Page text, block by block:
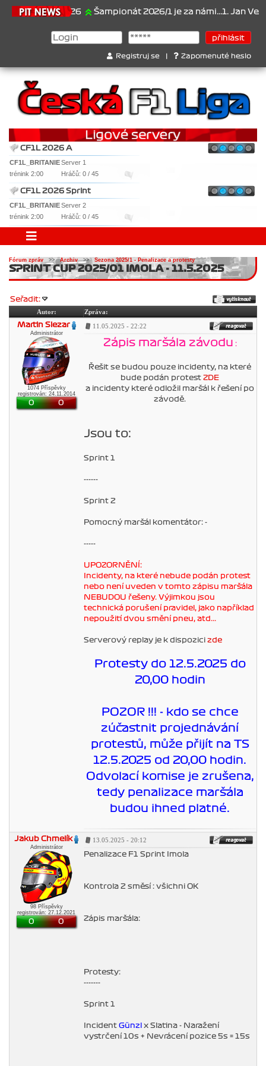
21.6.2026 Šampionát 2026/1 je za námi...1. Jan Veselý
Registruj se Zapomenuté heslo
CF1L 2026 A
CF1L_BRITANIEServer 1
trénink 2:00
Hráčů: 0 / 45
CF1L 2026 Sprint
CF1L_BRITANIEServer 2
trénink 2:00
Hráčů: 0 / 45
Fórum zpráv >>Archiv>> Sezona 2025/1 - Penalizace a protesty
SPRINT CUP 2025/01 IMOLA - 11.5.2025
Seřadit:
Autor:
Zpráva:
Martin Slezar
Administrátor
1074 Příspěvky
registrován: 24.11.2014
0 0
11.05.2025 - 22:22
Zápis maršála závodu :
Řešit se budou pouze incidenty, na které
bude podán protest ZDE
a incidenty které odložil maršál k řešení po
závodě.
Jsou to:
Sprint 1
------
Sprint 2
Pomocný maršál komentátor: -
-----
UPOZORNĚNÍ:
Incidenty, na které nebude podán protest
nebo není uveden v tomto zápisu maršála
NEBUDOU řešeny. Výjimkou jsou
technická porušení pravidel, jako například
nepoužití dvou smění pneu, atd...
Serverový replay je k dispozici zde
Protesty do 12.5.2025 do
20,00 hodin
POZOR !!! - kdo se chce
zúčastnit projednávání
protestů, může přijít na TS
12.5.2025 od 20,00 hodin.
Odvolací komise je zrušena,
tedy penalizace maršála
budou ihned platné.
Jakub Chmelík
Administrátor
98 Příspěvky
registrován: 27.12.2021
0 0
13.05.2025 - 20:12
Penalizace F1 Sprint Imola
Kontrola 2 směsí : všichni OK
Zápis maršála:
Protesty:
-------
Sprint 1
Incident Günzl x Slatina - Naražení
vystrčení 10s + Nevrácení pozice 5s = 15s